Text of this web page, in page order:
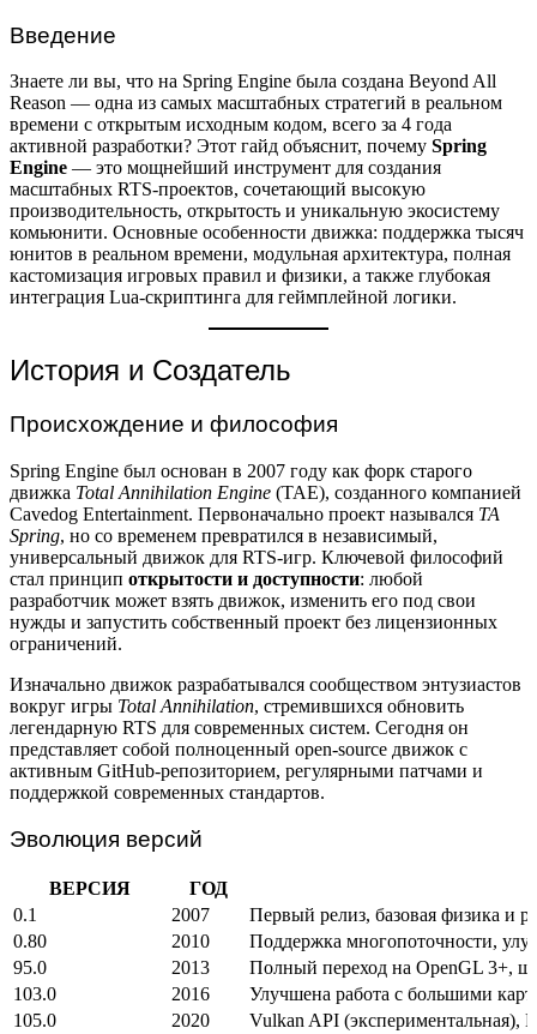
Введение
Знаете ли вы, что на Spring Engine была создана Beyond All
Reason — одна из самых масштабных стратегий в реальном
времени с открытым исходным кодом, всего за 4 года
активной разработки? Этот гайд объяснит, почему Spring
Engine — это мощнейший инструмент для создания
масштабных RTS-проектов, сочетающий высокую
производительность, открытость и уникальную экосистему
комьюнити. Основные особенности движка: поддержка тысяч
юнитов в реальном времени, модульная архитектура, полная
кастомизация игровых правил и физики, а также глубокая
интеграция Lua-скриптинга для геймплейной логики.
История и Создатель
Происхождение и философия
Spring Engine был основан в 2007 году как форк старого
движка Total Annihilation Engine (TAE), созданного компанией
Cavedog Entertainment. Первоначально проект назывался TA
Spring, но со временем превратился в независимый,
универсальный движок для RTS-игр. Ключевой философий
стал принцип открытости и доступности: любой
разработчик может взять движок, изменить его под свои
нужды и запустить собственный проект без лицензионных
ограничений.
Изначально движок разрабатывался сообществом энтузиастов
вокруг игры Total Annihilation, стремившихся обновить
легендарную RTS для современных систем. Сегодня он
представляет собой полноценный open-source движок с
активным GitHub-репозиторием, регулярными патчами и
поддержкой современных стандартов.
Эволюция версий
ВЕРСИЯ
ГОД
0.1
2007
Первый релиз, базовая физика и
0.80
2010
Поддержка многопоточности,
95.0
2013
Полный переход на OpenGL 3+,
103.0
2016
Улучшена работа с большими
105.0
2020
Vulkan API (экспериментальная),